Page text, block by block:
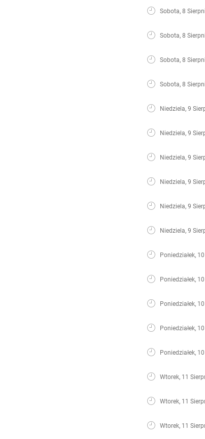
Sobota, 8
Sobota, 8
Sobota, 8
Sobota, 8
Niedziela, 9
Niedziela, 9
Niedziela, 9
Niedziela, 9
Niedziela, 9
Niedziela, 9
Poniedziałek,
Poniedziałek,
Poniedziałek,
Poniedziałek,
Poniedziałek,
Wtorek, 11
Wtorek, 11
Wtorek, 11